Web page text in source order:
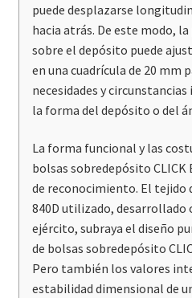
puede desplazarse
hacia atrás. De este modo,
sobre el depósito puede
en una cuadrícula de 20 mm
necesidades y
la forma del depósito o del
La forma funcional y las
bolsas sobredepósito
de reconocimiento. El
840D utilizado,
ejército, subraya el diseño
de bolsas sobredepósito
Pero también los valores
estabilidad dimensional de